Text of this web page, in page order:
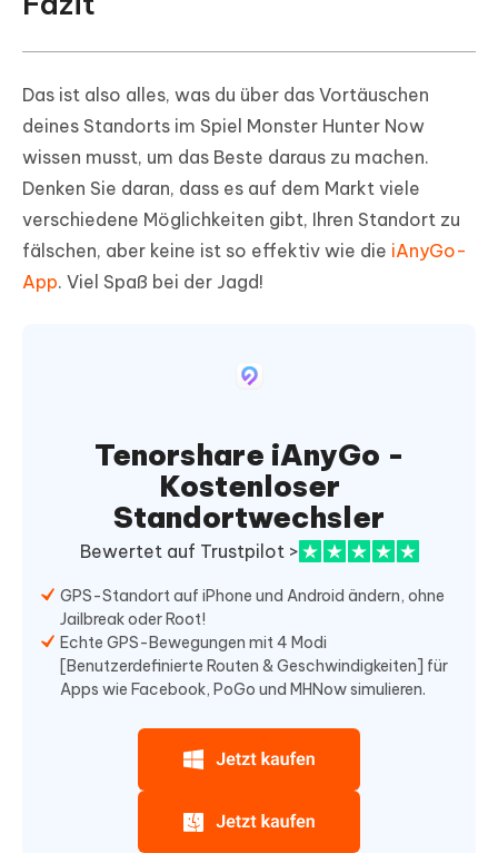
Das ist also alles, was du über das Vortäuschen
deines Standorts im Spiel Monster Hunter Now
wissen musst, um das Beste daraus zu machen.
Denken Sie daran, dass es auf dem Markt viele
verschiedene Möglichkeiten gibt, Ihren Standort zu
fälschen, aber keine ist so effektiv wie die iAnyGo-
App. Viel Spaß bei der Jagd!
Tenorshare iAnyGo -
Kostenloser
Standortwechsler
Bewertet auf Trustpilot >
GPS-Standort auf iPhone und Android ändern, ohne
Jailbreak oder Root!
Echte GPS-Bewegungen mit 4 Modi
[Benutzerdefinierte Routen & Geschwindigkeiten] für
Apps wie Facebook, PoGo und MHNow simulieren.